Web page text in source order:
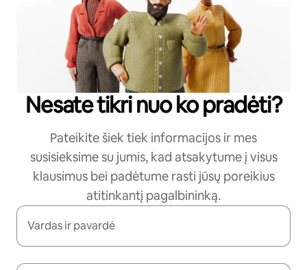
Nesate tikri nuo ko pradėti?
Pateikite šiek tiek informacijos ir mes
susisieksime su jumis, kad atsakytume į visus
klausimus bei padėtume rasti jūsų poreikius
atitinkantį pagalbininką.
Vardas ir pavardė